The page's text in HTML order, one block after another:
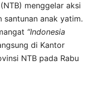
menggelar aksi
santunan anak yatim.
“Indonesia
di Kantor
NTB pada Rabu